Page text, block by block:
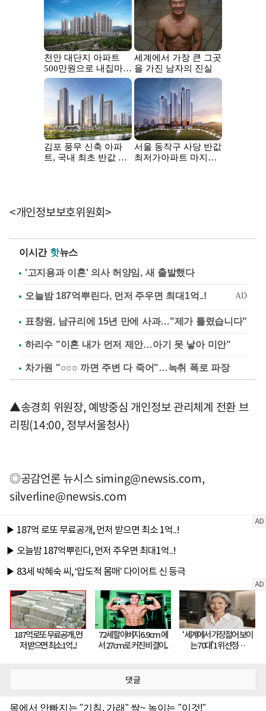
<개인정보보호위원회>
이시간 핫뉴스
'고지용과 이혼' 의사 허양임, 새 출발했다
표창원, 남규리에 15년 만에 사과…"제가 틀렸습니다"
하리수 "이혼 내가 먼저 제안…아기 못 낳아 미안"
차가원 "○○○ 까면 주변 다 죽어"…녹취 폭로 파장
▲송경희 위원장, 예방중심 개인정보 관리체계 전환 브
리핑(14:00, 정부서울청사)
◎공감언론 뉴시스siming@newsis.com,
silverline@newsis.com
댓글